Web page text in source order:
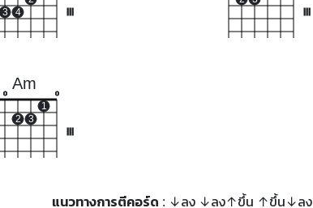
3 4
Am
o
2 3
1
o
แนวทางการตีคอร์ด : ↓ลง ↓ลง↑ขึ้น ↑ขึ้น↓ลง